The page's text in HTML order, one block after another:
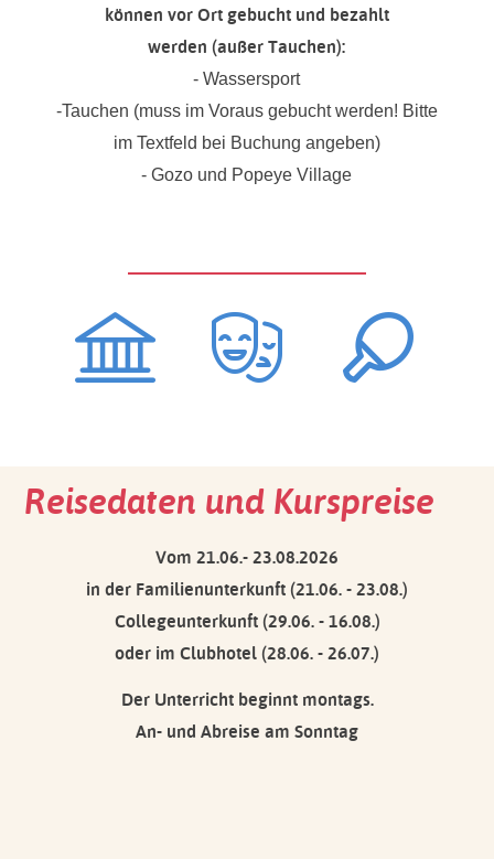
können vor Ort gebucht und bezahlt
werden(außer Tauchen):
- Wassersport
-Tauchen (muss im Voraus gebucht werden! Bitte
im Textfeld bei Buchung angeben)
- Gozo und Popeye Village
Reisedaten und Kurspreise
Vom 21.06.- 23.08.2026
in der Familienunterkunft (21.06. - 23.08.)
Collegeunterkunft (29.06. - 16.08.)
oder im Clubhotel (28.06. - 26.07.)
Der Unterricht beginnt montags.
An- und Abreise am Sonntag